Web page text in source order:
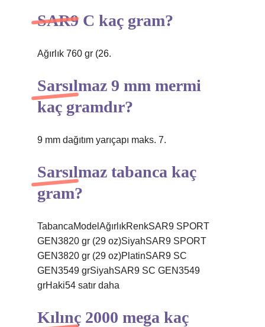
SAR9 C kaç gram?
Ağırlık 760 gr (26.
Sarsılmaz 9 mm mermi
kaç gramdır?
9 mm dağıtım yarıçapı maks. 7.
Sarsılmaz tabanca kaç
gram?
TabancaModelAğırlıkRenkSAR9 SPORT
GEN3820 gr (29 oz)SiyahSAR9 SPORT
GEN3820 gr (29 oz)PlatinSAR9 SC
GEN3549 grSiyahSAR9 SC GEN3549
grHaki54 satır daha
Kılınç 2000 mega kaç